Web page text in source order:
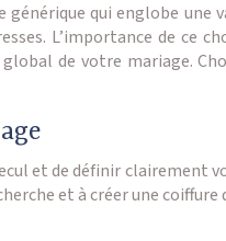
générique qui englobe
L’importance de ce
de votre mariage.
et de définir
et à créer une